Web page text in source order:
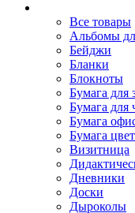
Все товары
Альбомы
Бейджи
Бланки
Блокноты
Бумага для
Бумага для
Бумага
Бумага
Визитница
Дневники
Доски
Дыроколы